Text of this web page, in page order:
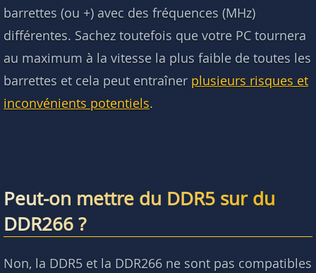
barrettes (ou +) avec des fréquences (MHz)
différentes. Sachez toutefois que votre PC tournera
au maximum à la vitesse la plus faible de toutes les
barrettes et cela peut entraîner plusieurs risques et
inconvénients potentiels.
Peut-on mettre du DDR5 sur du
DDR266 ?
Non, la DDR5 et la DDR266 ne sont pas compatibles